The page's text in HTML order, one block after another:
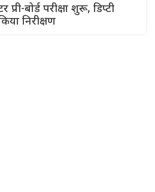
बोर्ड परीक्षा शुरू, डिप्टी
निरीक्षण